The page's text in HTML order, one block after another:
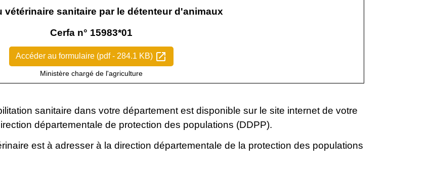
vétérinaire sanitaire par le détenteur d'animaux
Cerfa n° 15983*01
Accéder au formulaire (pdf - 284.1 KB) open_in_new
Ministère chargé de l'agriculture
sanitaire dans votre département est disponible sur le site internet de votre
départementale de protection des populations (DDPP).
est à adresser à la direction départementale de la protection des populations